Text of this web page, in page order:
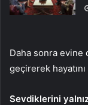
Daha sonra evine
geçirerek
Sevdiklerini